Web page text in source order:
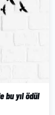
bu yıl ödül